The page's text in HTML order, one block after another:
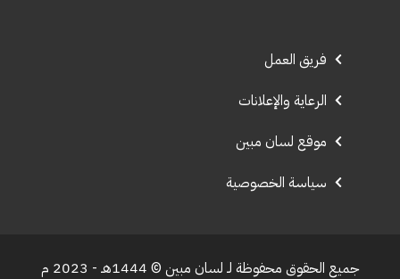
فريق العمل
الرعاية والإعلانات
موقع لسان مبين
سياسة الخصوصية
جميع الحقوق محفوظة لـ لسان مبين © 1444هـ - 2023 م